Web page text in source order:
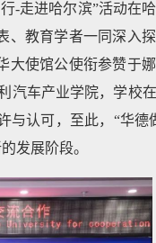
-走进哈尔滨”活动在
、教育学者一同深入
大使馆公使衔参赞于
车产业学院，学校
与认可，至此，“华德
发展阶段。